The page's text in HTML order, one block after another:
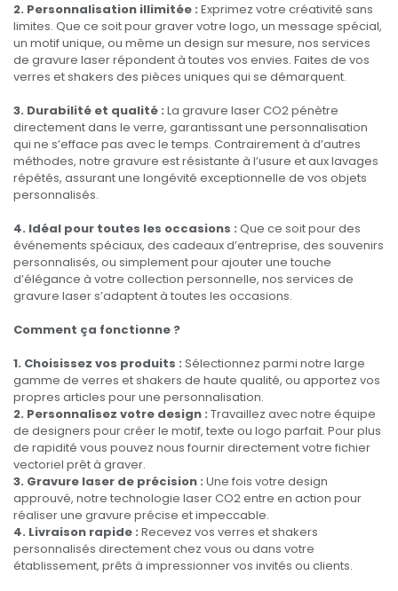
2. Personnalisation illimitée : Exprimez votre créativité sans
limites. Que ce soit pour graver votre logo, un message spécial,
un motif unique, ou même un design sur mesure, nos services
de gravure laser répondent à toutes vos envies. Faites de vos
verres et shakers des pièces uniques qui se démarquent.
3. Durabilité et qualité : La gravure laser CO2 pénètre
directement dans le verre, garantissant une personnalisation
qui ne s’efface pas avec le temps. Contrairement à d’autres
méthodes, notre gravure est résistante à l’usure et aux lavages
répétés, assurant une longévité exceptionnelle de vos objets
personnalisés.
4. Idéal pour toutes les occasions : Que ce soit pour des
événements spéciaux, des cadeaux d’entreprise, des souvenirs
personnalisés, ou simplement pour ajouter une touche
d’élégance à votre collection personnelle, nos services de
gravure laser s’adaptent à toutes les occasions.
Comment ça fonctionne ?
1. Choisissez vos produits : Sélectionnez parmi notre large
gamme de verres et shakers de haute qualité, ou apportez vos
propres articles pour une personnalisation.
2. Personnalisez votre design : Travaillez avec notre équipe
de designers pour créer le motif, texte ou logo parfait. Pour plus
de rapidité vous pouvez nous fournir directement votre fichier
vectoriel prêt à graver.
3. Gravure laser de précision : Une fois votre design
approuvé, notre technologie laser CO2 entre en action pour
réaliser une gravure précise et impeccable.
4. Livraison rapide : Recevez vos verres et shakers
personnalisés directement chez vous ou dans votre
établissement, prêts à impressionner vos invités ou clients.